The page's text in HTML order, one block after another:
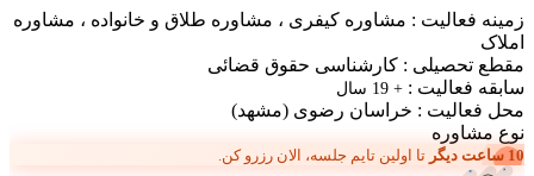
زمینه فعالیت : مشاوره کیفری ، مشاوره طلاق و خانواده ، مشاوره
املاک
مقطع تحصیلی : کارشناسی حقوق قضائی
سابقه فعالیت : + 19 سال
محل فعالیت : خراسان رضوی (مشهد)
نوع مشاوره
10 ساعت دیگر تا اولین تایم جلسه، الان رزرو کن.